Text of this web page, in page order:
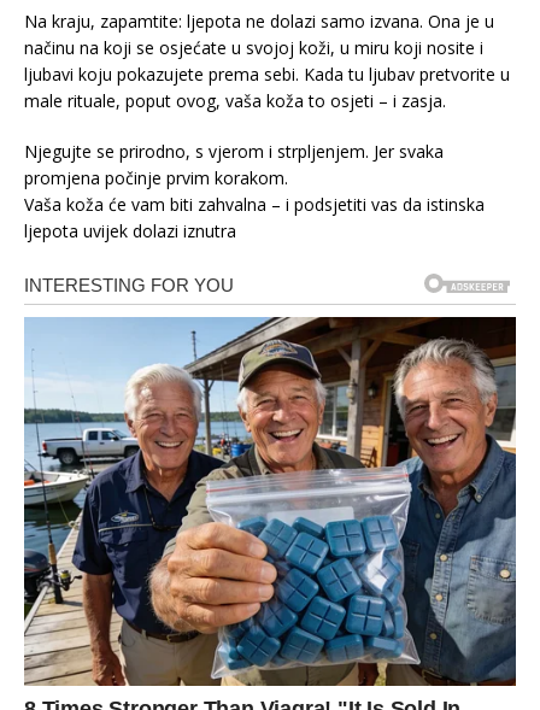
Na kraju, zapamtite: ljepota ne dolazi samo izvana. Ona je u
načinu na koji se osjećate u svojoj koži, u miru koji nosite i
ljubavi koju pokazujete prema sebi. Kada tu ljubav pretvorite u
male rituale, poput ovog, vaša koža to osjeti – i zasja.
Njegujte se prirodno, s vjerom i strpljenjem. Jer svaka
promjena počinje prvim korakom.
Vaša koža će vam biti zahvalna – i podsjetiti vas da istinska
ljepota uvijek dolazi iznutra